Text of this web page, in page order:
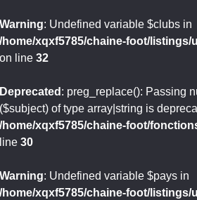
Warning: Undefined variable $clubs in
/home/xqxf5785/chaine-foot/listings/
on line 32
Deprecated : preg_replace(): Passing
($subject) of type array|string is
/home/xqxf5785/chaine-foot/
line 30
Warning: Undefined variable $pays in
/home/xqxf5785/chaine-foot/listings/